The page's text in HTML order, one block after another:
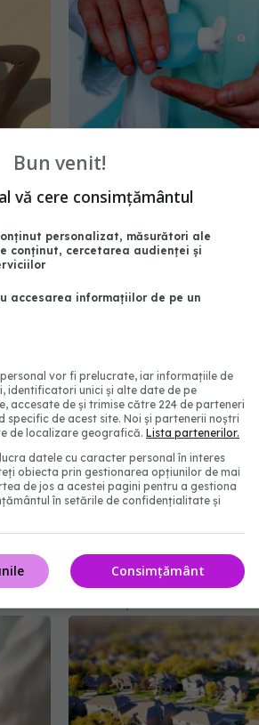
Dr Mihaela Pop, reguli de
respectat la medicul
„De acum înainte vom
SARS-CoV-2”
15 iun 2020, 08:30
de
EXCLUSIV Dr Daciana
(SNMF): Accesul la
anumite specialități,
primul neurolog sau
este la 50-100 km
19 mai 2021, 17:18
Bun venit!
vă cere consimțământul
personalizat, măsurători ale
conținut, cercetarea audienței și
accesarea informațiilor de pe un
vor fi prelucrate, iar informațiile de
identificatori unici și alte date de pe
accesate de și trimise către 224 de parteneri
specific de acest site. Noi și partenerii noștri
de localizare geografică. Lista partenerilor.
datele cu caracter personal în interes
obiecta prin gestionarea opțiunilor de mai
de jos a acestei pagini pentru a gestiona
în setările de confidențialitate și
Consimțământ